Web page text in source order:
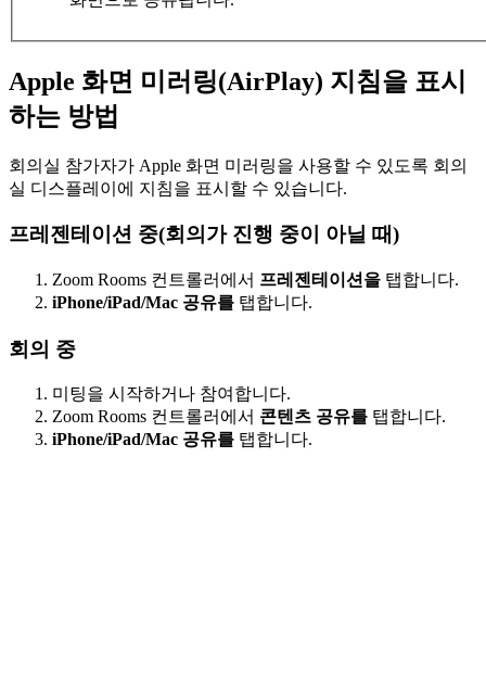
Apple 화면 미러링(AirPlay) 지침을 표시
하는 방법
회의실 참가자가 Apple 화면 미러링을 사용할 수 있도록 회의
실 디스플레이에 지침을 표시할 수 있습니다.
프레젠테이션 중(회의가 진행 중이 아닐 때)
Zoom Rooms 컨트롤러에서 프레젠테이션을 탭합니다.
iPhone/iPad/Mac 공유를 탭합니다.
회의 중
미팅을 시작하거나 참여합니다.
Zoom Rooms 컨트롤러에서 콘텐츠 공유를 탭합니다.
iPhone/iPad/Mac 공유를 탭합니다.